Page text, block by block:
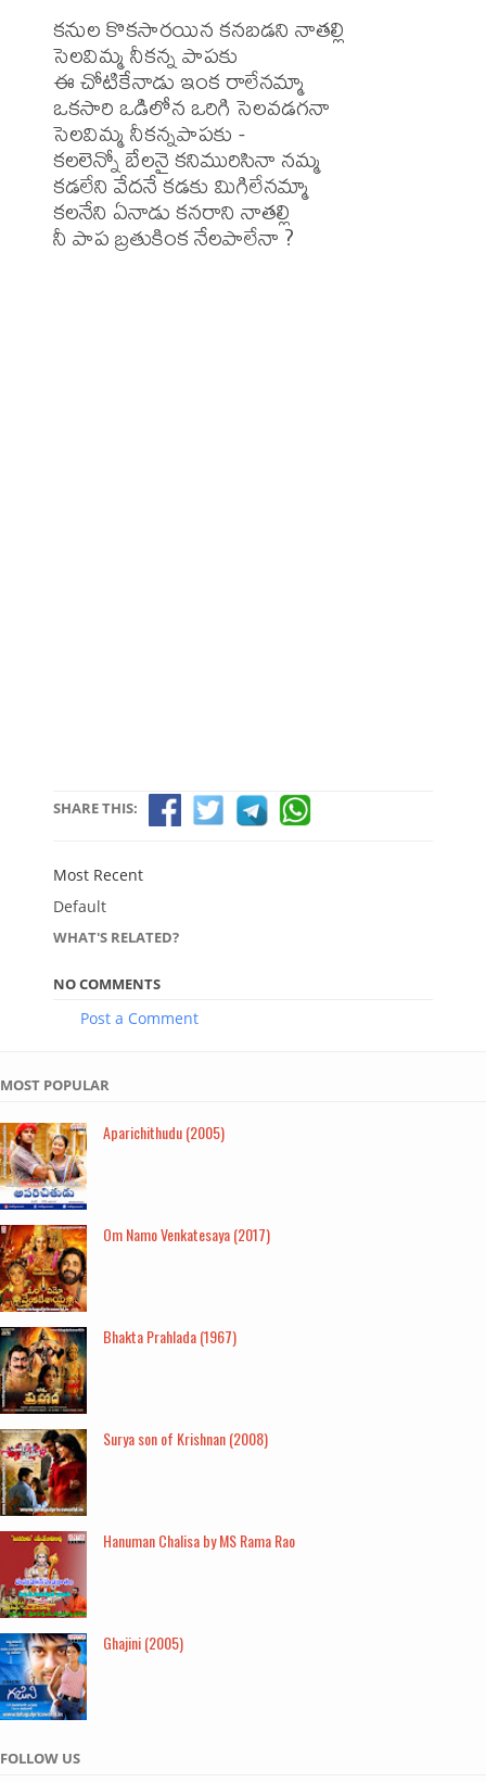
కనుల కొకసారయిన కనబడని నాతల్లి
సెలవిమ్మ నీకన్న పాపకు
ఈ చోటికేనాడు ఇంక రాలేనమ్మా
ఒకసారి ఒడిలోన ఒరిగి సెలవడగనా
సెలవిమ్మ నీకన్నపాపకు -
కలలెన్నో బేలనై కనిమురిసినా నమ్మ
కడలేని వేదనే కడకు మిగిలేనమ్మా
కలనేని ఏనాడు కనరాని నాతల్లి
నీ పాప బ్రతుకింక నేలపాలేనా ?
SHARE THIS:
Most Recent
Default
WHAT'S RELATED?
NO COMMENTS
Post a Comment
MOST POPULAR
Aparichithudu (2005)
Om Namo Venkatesaya (2017)
Bhakta Prahlada (1967)
Surya son of Krishnan (2008)
Hanuman Chalisa by MS Rama Rao
Ghajini (2005)
FOLLOW US